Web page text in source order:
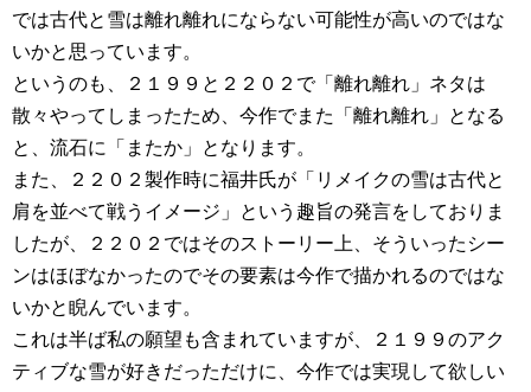
では古代と雪は離れ離れにならない可能性が高いのではな
いかと思っています。
というのも、２１９９と２２０２で「離れ離れ」ネタは
散々やってしまったため、今作でまた「離れ離れ」となる
と、流石に「またか」となります。
また、２２０２製作時に福井氏が「リメイクの雪は古代と
肩を並べて戦うイメージ」という趣旨の発言をしておりま
したが、２２０２ではそのストーリー上、そういったシー
ンはほぼなかったのでその要素は今作で描かれるのではな
いかと睨んでいます。
これは半ば私の願望も含まれていますが、２１９９のアク
ティブな雪が好きだっただけに、今作では実現して欲しい